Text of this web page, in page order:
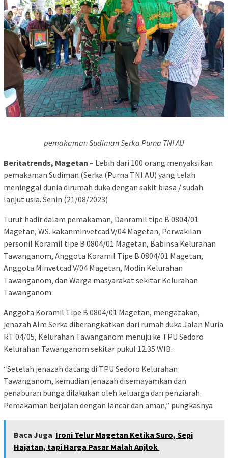
pemakaman Sudiman Serka Purna TNI AU
Beritatrends, Magetan – Lebih dari 100 orang menyaksikan
pemakaman Sudiman (Serka (Purna TNI AU) yang telah
meninggal dunia dirumah duka dengan sakit biasa / sudah
lanjut usia. Senin (21/08/2023)
Turut hadir dalam pemakaman, Danramil tipe B 0804/01
Magetan, WS. kakanminvetcad V/04 Magetan, Perwakilan
personil Koramil tipe B 0804/01 Magetan, Babinsa Kelurahan
Tawanganom, Anggota Koramil Tipe B 0804/01 Magetan,
Anggota Minvetcad V/04 Magetan, Modin Kelurahan
Tawanganom, dan Warga masyarakat sekitar Kelurahan
Tawanganom.
Anggota Koramil Tipe B 0804/01 Magetan, mengatakan,
jenazah Alm Serka diberangkatkan dari rumah duka Jalan Muria
RT 04/05, Kelurahan Tawanganom menuju ke TPU Sedoro
Kelurahan Tawanganom sekitar pukul 12.35 WIB.
“Setelah jenazah datang di TPU Sedoro Kelurahan
Tawanganom, kemudian jenazah disemayamkan dan
penaburan bunga dilakukan oleh keluarga dan penziarah.
Pemakaman berjalan dengan lancar dan aman,” pungkasnya
Baca Juga Ironi Telur Magetan Ketika Suro, Sepi
Hajatan, tapi Harga Pasar Malah Anjlok ​